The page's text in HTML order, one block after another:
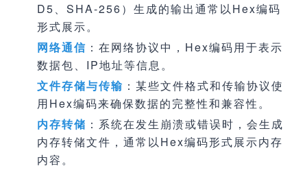
D5、SHA-256）生成的输出通常以Hex编码
形式展示。
网络通信 ：在网络协议中，Hex编码用于表示
数据包、IP地址等信息。
文件存储与传输 ：某些文件格式和传输协议使
用Hex编码来确保数据的完整性和兼容性。
内存转储 ：系统在发生崩溃或错误时，会生成
内存转储文件，通常以Hex编码形式展示内存
内容。